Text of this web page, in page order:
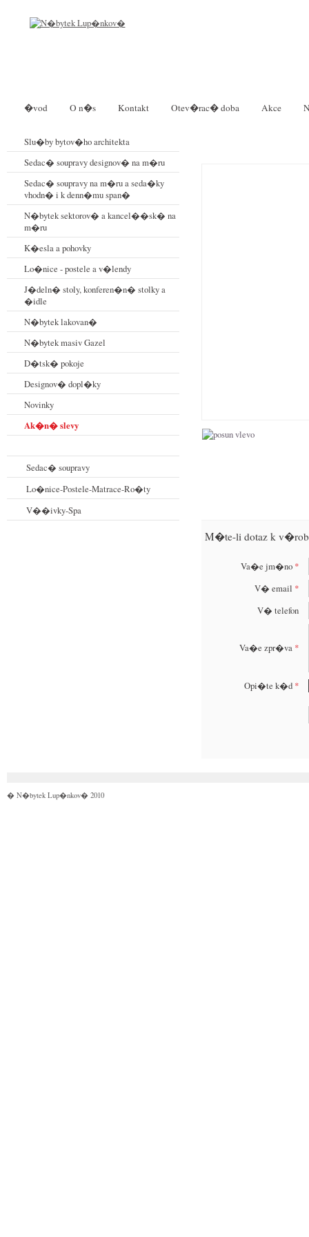
�vod O n�s Kontakt Otev�rac� doba Akce
Slu�by bytov�ho architekta
Sedac� soupravy designov� na m�ru
Sedac� soupravy na m�ru a seda�ky
vhodn� i k denn�mu span�
N�bytek sektorov� a kancel��sk� na
m�ru
K�esla a pohovky
Lo�nice - postele a v�lendy
J�deln� stoly, konferen�n� stolky a
�idle
N�bytek lakovan�
N�bytek masiv Gazel
D�tsk� pokoje
Designov� dopl�ky
Novinky
Ak�n� slevy
Sedac� soupravy
Lo�nice-Postele-Matrace-Ro�ty
V��ivky-Spa
M�te-li dotaz k
Va�e jm�no *
V� email *
V� telefon
Va�e zpr�va *
Opi�te k�d *
� N�bytek Lup�nkov� 2010